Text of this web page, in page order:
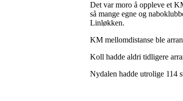
Det var moro å oppleve et
så mange egne og
Linløkken.
KM mellomdistanse ble
Koll hadde aldri tidligere
Nydalen hadde utrolige 114